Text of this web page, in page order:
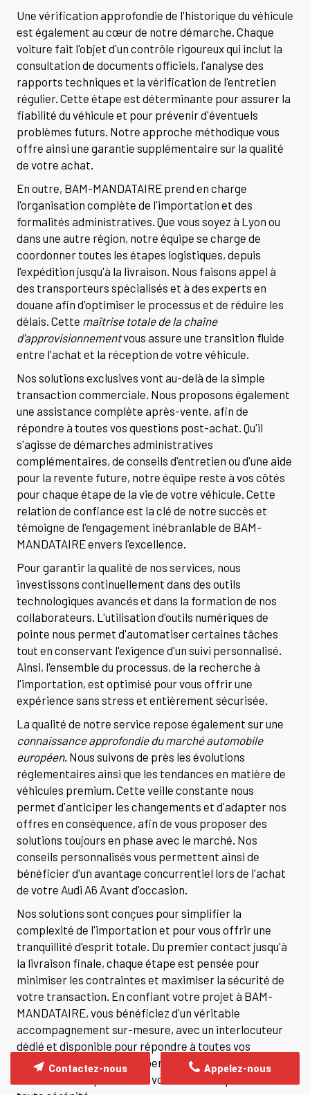
Une vérification approfondie de l'historique du véhicule
est également au cœur de notre démarche. Chaque
voiture fait l'objet d'un contrôle rigoureux qui inclut la
consultation de documents officiels, l'analyse des
rapports techniques et la vérification de l'entretien
régulier. Cette étape est déterminante pour assurer la
fiabilité du véhicule et pour prévenir d'éventuels
problèmes futurs. Notre approche méthodique vous
offre ainsi une garantie supplémentaire sur la qualité
de votre achat.
En outre, BAM-MANDATAIRE prend en charge
l'organisation complète de l'importation et des
formalités administratives. Que vous soyez à Lyon ou
dans une autre région, notre équipe se charge de
coordonner toutes les étapes logistiques, depuis
l'expédition jusqu'à la livraison. Nous faisons appel à
des transporteurs spécialisés et à des experts en
douane afin d'optimiser le processus et de réduire les
délais. Cette maîtrise totale de la chaîne
d'approvisionnementvous assure une transition fluide
entre l'achat et la réception de votre véhicule.
Nos solutions exclusives vont au-delà de la simple
transaction commerciale. Nous proposons également
une assistance complète après-vente, afin de
répondre à toutes vos questions post-achat. Qu'il
s'agisse de démarches administratives
complémentaires, de conseils d'entretien ou d'une aide
pour la revente future, notre équipe reste à vos côtés
pour chaque étape de la vie de votre véhicule. Cette
relation de confiance est la clé de notre succès et
témoigne de l'engagement inébranlable de BAM-
MANDATAIRE envers l'excellence.
Pour garantir la qualité de nos services, nous
investissons continuellement dans des outils
technologiques avancés et dans la formation de nos
collaborateurs. L'utilisation d'outils numériques de
pointe nous permet d'automatiser certaines tâches
tout en conservant l'exigence d'un suivi personnalisé.
Ainsi, l'ensemble du processus, de la recherche à
l'importation, est optimisé pour vous offrir une
expérience sans stress et entièrement sécurisée.
La qualité de notre service repose également sur une
connaissance approfondie du marché automobile
européen. Nous suivons de près les évolutions
réglementaires ainsi que les tendances en matière de
véhicules premium. Cette veille constante nous
permet d'anticiper les changements et d'adapter nos
offres en conséquence, afin de vous proposer des
solutions toujours en phase avec le marché. Nos
conseils personnalisés vous permettent ainsi de
bénéficier d'un avantage concurrentiel lors de l'achat
de votre Audi A6 Avant d'occasion.
Nos solutions sont conçues pour simplifier la
complexité de l'importation et pour vous offrir une
tranquillité d'esprit totale. Du premier contact jusqu'à
la livraison finale, chaque étape est pensée pour
minimiser les contraintes et maximiser la sécurité de
votre transaction. En confiant votre projet à BAM-
MANDATAIRE, vous bénéficiez d'un véritable
accompagnement sur-mesure, avec un interlocuteur
dédié et disponible pour répondre à toutes vos
interrogations. Cela vous permet de vous concentrer
sur l'essentiel : profiter de votre véhicule premium en
Appelez-nous
Contactez-nous